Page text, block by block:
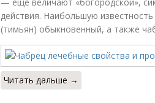
действия. Наибольшую
(тимьян) обыкновенный, а также
Читать дальше →